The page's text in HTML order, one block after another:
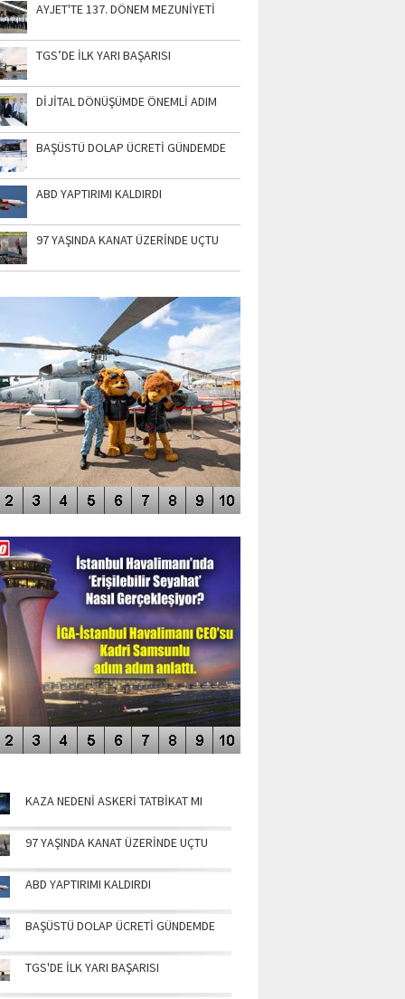
AYJET'TE 137. DÖNEM MEZUNİYETİ
TGS’DE İLK YARI BAŞARISI
DİJİTAL DÖNÜŞÜMDE ÖNEMLİ ADIM
BAŞÜSTÜ DOLAP ÜCRETİ GÜNDEMDE
ABD YAPTIRIMI KALDIRDI
97 YAŞINDA KANAT ÜZERİNDE UÇTU
AIRSHOW-2020
AŞILDIĞI HAVALİMANI
KAZA NEDENİ ASKERİ TATBİKAT MI
97 YAŞINDA KANAT ÜZERİNDE UÇTU
ABD YAPTIRIMI KALDIRDI
BAŞÜSTÜ DOLAP ÜCRETİ GÜNDEMDE
TGS'DE İLK YARI BAŞARISI